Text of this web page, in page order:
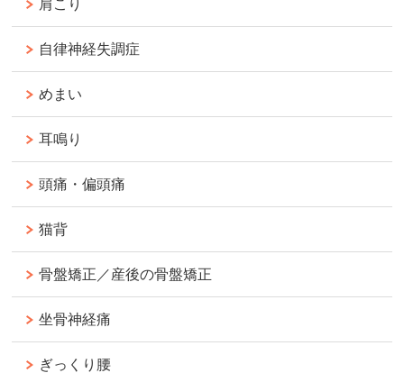
肩こり
自律神経失調症
めまい
耳鳴り
頭痛・偏頭痛
猫背
骨盤矯正／産後の骨盤矯正
坐骨神経痛
ぎっくり腰